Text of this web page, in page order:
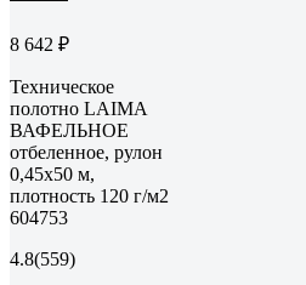
8 642 ₽
Техническое
полотно LAIMA
ВАФЕЛЬНОЕ
отбеленное, рулон
0,45х50 м,
плотность 120 г/м2
604753
4.8(559)